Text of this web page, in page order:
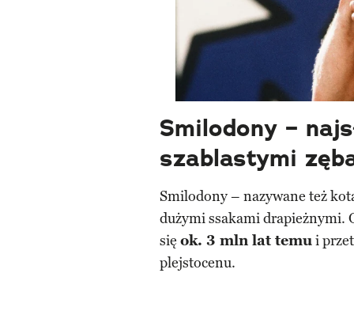
Smilodony –
szablastymi
Smilodony – nazywane też
dużymi ssakami drapieżnymi.
się ok. 3 mln lat temui
plejstocenu.